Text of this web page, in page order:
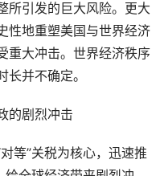
所引发的巨大风险。更大
性地重塑美国与世界经济
重大冲击。世界经济秩序
并不确定。
的剧烈冲击
等”关税为核心，迅速推